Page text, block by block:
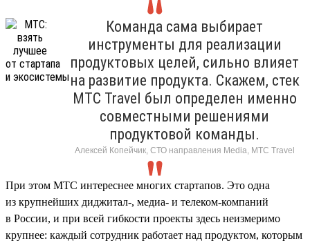
Команда сама выбирает
инструменты для реализации
продуктовых целей, сильно влияет
на развитие продукта. Скажем, стек
МТС Travel был определен именно
совместными решениями
продуктовой команды.
Алексей Копейчик, СТО направления Media, МТС Travel
При этом МТС интереснее многих стартапов. Это одна
из крупнейших диджитал-, медиа- и телеком-компаний
в России, и при всей гибкости проекты здесь неизмеримо
крупнее: каждый сотрудник работает над продуктом, которым